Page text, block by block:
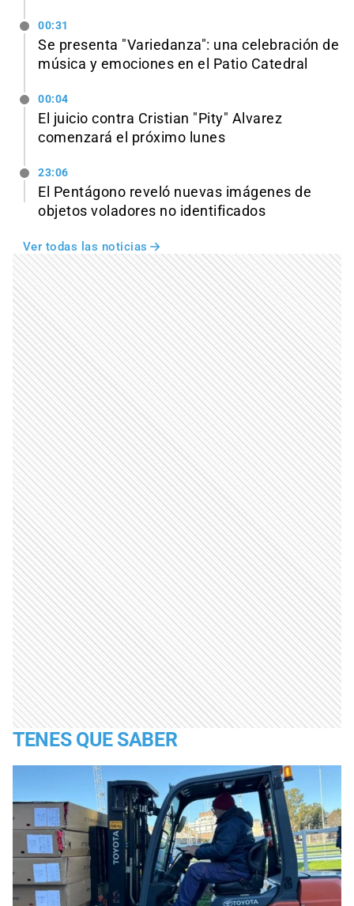
00:31
Se presenta "Variedanza": una celebración de
música y emociones en el Patio Catedral
00:04
El juicio contra Cristian "Pity" Alvarez
comenzará el próximo lunes
23:06
El Pentágono reveló nuevas imágenes de
objetos voladores no identificados
Ver todas las noticias
TENES QUE SABER